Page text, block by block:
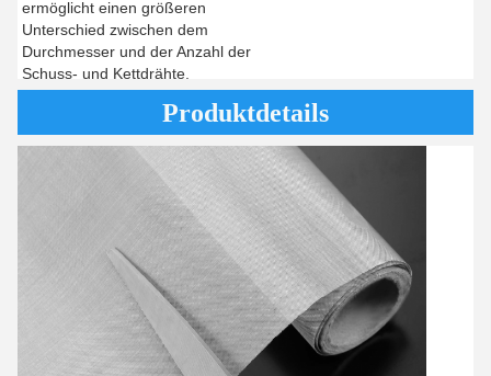
ermöglicht einen größeren
Unterschied zwischen dem
Durchmesser und der Anzahl der
Schuss- und Kettdrähte.
Produktdetails